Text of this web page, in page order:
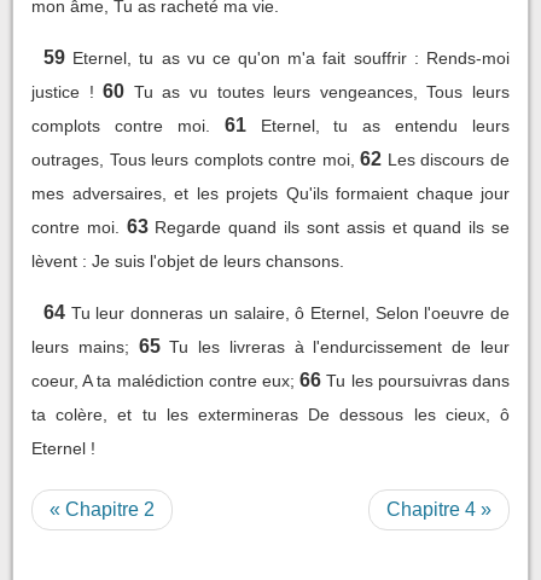
mon âme, Tu as racheté ma vie.
59 Eternel, tu as vu ce qu'on m'a fait souffrir : Rends-moi
justice ! 60 Tu as vu toutes leurs vengeances, Tous leurs
complots contre moi.
61
Eternel, tu as entendu leurs
outrages, Tous leurs complots contre moi, 62 Les discours de
mes adversaires, et les projets Qu'ils formaient chaque jour
contre moi.
63 Regarde quand ils sont assis et quand ils se
lèvent : Je suis l'objet de leurs chansons.
64 Tu leur donneras un salaire, ô Eternel, Selon l'oeuvre de
leurs mains; 65 Tu les livreras à l'endurcissement de leur
coeur, A ta malédiction contre eux; 66 Tu les poursuivras dans
ta colère, et tu les extermineras De dessous les cieux, ô
Eternel !
« Chapitre 2 Chapitre 4 »